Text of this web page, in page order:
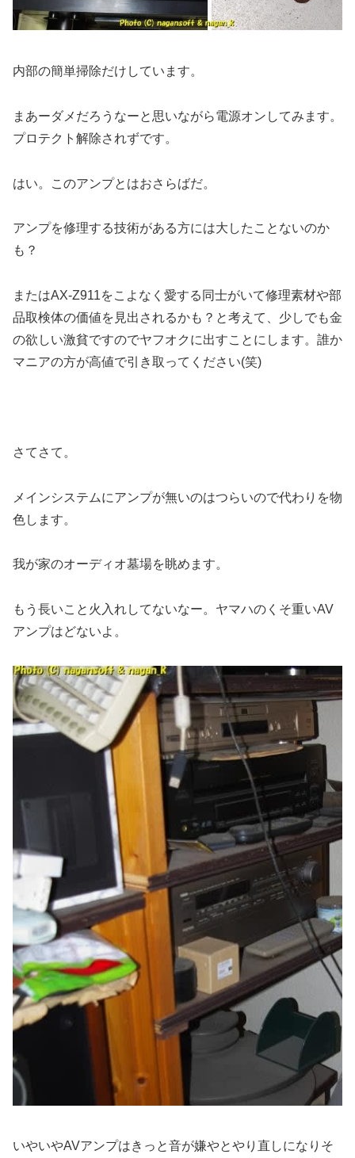
内部の簡単掃除だけしています。
まあーダメだろうなーと思いながら電源オンしてみます。
プロテクト解除されずです。
はい。このアンプとはおさらばだ。
アンプを修理する技術がある方には大したことないのか
も？
またはAX-Z911をこよなく愛する同士がいて修理素材や部
品取検体の価値を見出されるかも？と考えて、少しでも金
の欲しい激貧ですのでヤフオクに出すことにします。誰か
マニアの方が高値で引き取ってください(笑)
さてさて。
メインシステムにアンプが無いのはつらいので代わりを物
色します。
我が家のオーディオ墓場を眺めます。
もう長いこと火入れしてないなー。ヤマハのくそ重いAV
アンプはどないよ。
いやいやAVアンプはきっと音が嫌やとやり直しになりそ